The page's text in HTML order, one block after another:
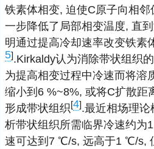
铁素体相变, 迫使C原子向相
一步降低了局部相变温度, 直
明通过提高冷却速率改变铁素
5].Kirkaldy认为消除带状组织
为提高相变过程中冷速而将溶
缩小到6 %~8%, 或将C扩散距
形成带状组织[4].最近相场理
析带状组织所需临界冷速约为
速可达到7 ℃/s, 远高于1 ℃/s,